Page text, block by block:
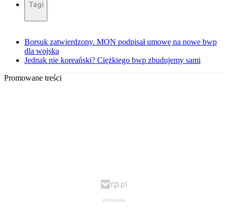
Tagi
Borsuk zatwierdzony. MON podpisał umowę na nowe bwp
dla wojska
Jednak nie koreański? Ciężkiego bwp zbudujemy sami
Promowane treści